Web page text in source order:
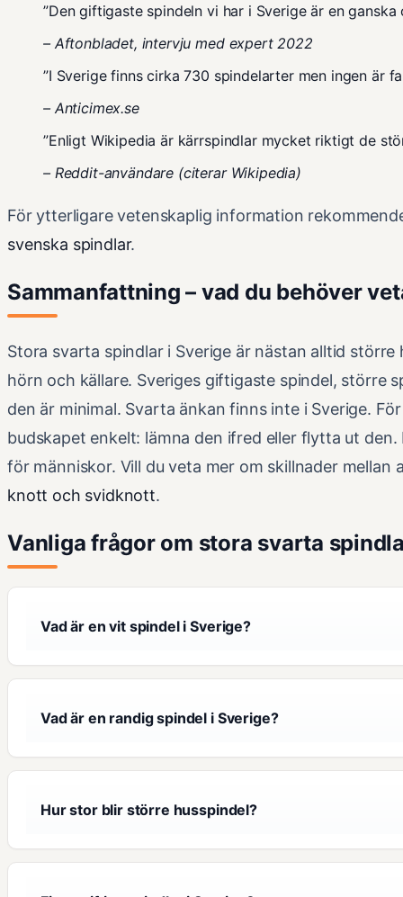
”Den giftigaste spindeln vi har i Sverige är en
– Aftonbladet, intervju med expert 2022
”I Sverige finns cirka 730 spindelarter men ingen är
– Anticimex.se
”Enligt Wikipedia är kärrspindlar mycket riktigt de
– Reddit-användare (citerar Wikipedia)
För ytterligare vetenskaplig information
svenska spindlar.
Sammanfattning – vad du behöver
Stora svarta spindlar i Sverige är nästan alltid
hörn och källare. Sveriges giftigaste spindel, större
den är minimal. Svarta änkan finns inte i Sverige.
budskapet enkelt: lämna den ifred eller flytta ut
för människor. Vill du veta mer om skillnader mellan
knott och svidknott.
Vanliga frågor om stora svarta
Vad är en vit spindel i Sverige?
Vad är en randig spindel i Sverige?
Hur stor blir större husspindel?